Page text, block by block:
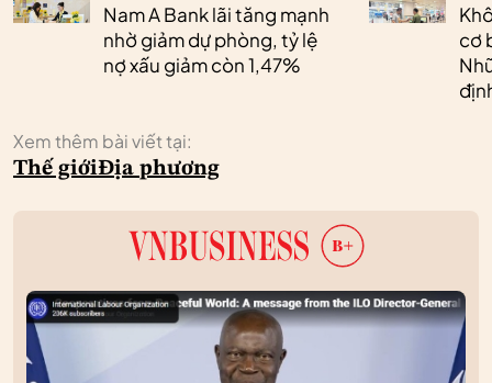
Nam A Bank lãi tăng mạnh
nhờ giảm dự phòng, tỷ lệ
nợ xấu giảm còn 1,47%
cơ
Xem thêm bài viết tại:
Thế giớiĐịa phương